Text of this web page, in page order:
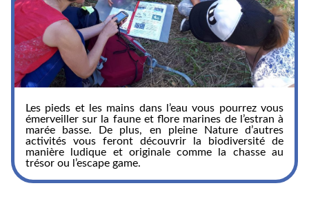
Les pieds et les mains dans l’eau vous pourrez vous
émerveiller sur la faune et flore marines de l’estran à
marée basse. De plus, en pleine Nature d’autres
activités vous feront découvrir la biodiversité de
manière ludique et originale comme la chasse au
trésor ou l’escape game.